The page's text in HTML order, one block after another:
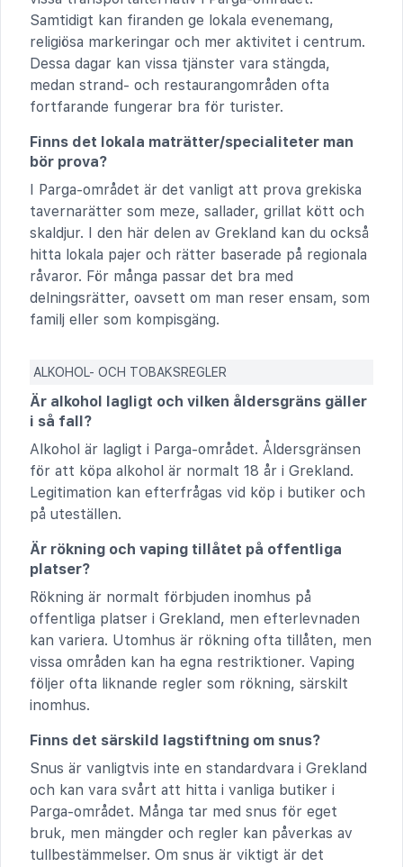
Samtidigt kan firanden ge lokala evenemang,
religiösa markeringar och mer aktivitet i centrum.
Dessa dagar kan vissa tjänster vara stängda,
medan strand- och restaurangområden ofta
fortfarande fungerar bra för turister.
Finns det lokala maträtter/specialiteter man
bör prova?
I Parga-området är det vanligt att prova grekiska
tavernarätter som meze, sallader, grillat kött och
skaldjur. I den här delen av Grekland kan du också
hitta lokala pajer och rätter baserade på regionala
råvaror. För många passar det bra med
delningsrätter, oavsett om man reser ensam, som
familj eller som kompisgäng.
ALKOHOL- OCH TOBAKSREGLER
Är alkohol lagligt och vilken åldersgräns gäller
i så fall?
Alkohol är lagligt i Parga-området. Åldersgränsen
för att köpa alkohol är normalt 18 år i Grekland.
Legitimation kan efterfrågas vid köp i butiker och
på uteställen.
Är rökning och vaping tillåtet på offentliga
platser?
Rökning är normalt förbjuden inomhus på
offentliga platser i Grekland, men efterlevnaden
kan variera. Utomhus är rökning ofta tillåten, men
vissa områden kan ha egna restriktioner. Vaping
följer ofta liknande regler som rökning, särskilt
inomhus.
Finns det särskild lagstiftning om snus?
Snus är vanligtvis inte en standardvara i Grekland
och kan vara svårt att hitta i vanliga butiker i
Parga-området. Många tar med snus för eget
bruk, men mängder och regler kan påverkas av
tullbestämmelser. Om snus är viktigt är det